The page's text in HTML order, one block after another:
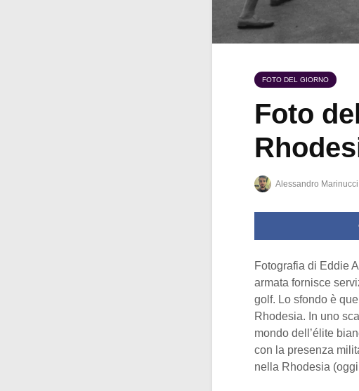
FOTO DEL GIORNO
Foto
Alessandro Marinucci
Fotografia di Eddie
armata fornisce
golf. Lo sfondo è
Rhodesia. In uno
mondo dell’élite
con la presenza
nella Rhodesia